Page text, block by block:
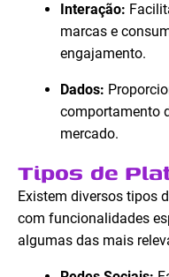
Interação:
marcas e
engajamento.
Dados:
comportamento
mercado.
Tipos de
Existem diversos tipos
com funcionalidades
algumas das mais